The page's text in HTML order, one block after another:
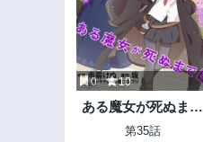
0 10
ある魔女が死ぬまで
終わりの言葉と始ま
第35話